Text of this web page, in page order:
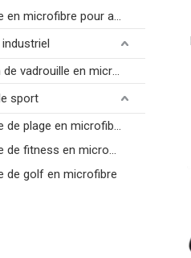
Serviette en microfibre pour animaux de compagnie
Tampon de vadrouille en microfibre
sport
Serviette de plage en microfibre
Serviette de fitness en microfibre
de golf en microfibre